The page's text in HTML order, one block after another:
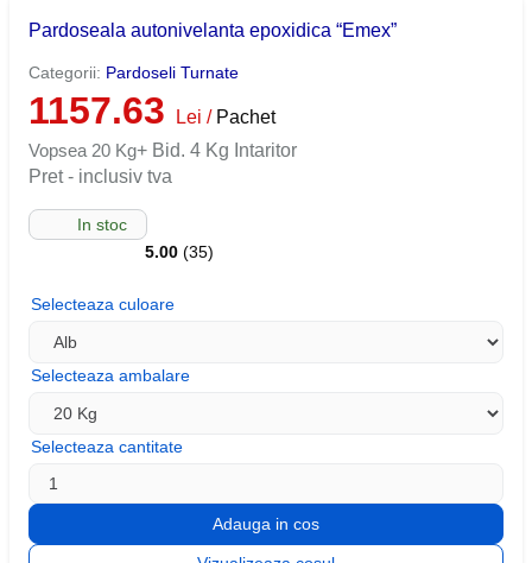
Pardoseala autonivelanta epoxidica “Emex”
Categorii: Pardoseli Turnate
1157.63 Lei / Pachet
Vopsea 20 Kg+ Bid. 4 Kg Intaritor
Pret - inclusiv tva
In stoc
5.00 (35)
Selecteaza culoare
Selecteaza ambalare
Selecteaza cantitate